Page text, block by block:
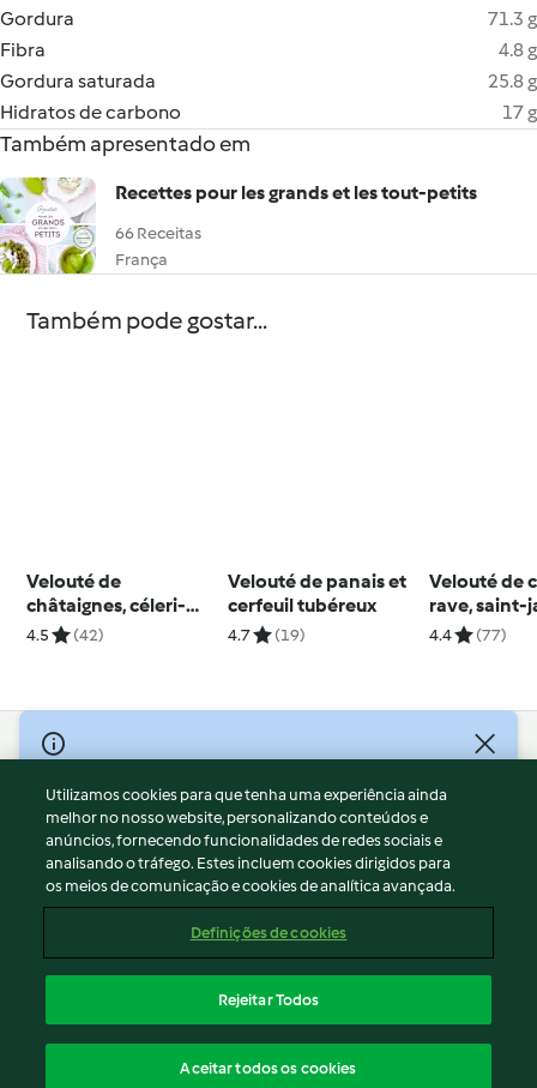
Gordura
71.3 g
Fibra
4.8 g
Gordura saturada
25.8 g
Hidratos de carbono
17 g
Também apresentado em
Recettes pour les grands et les tout-petits
66 Receitas
França
Também pode gostar...
Velouté de
châtaignes, céleri-
rave et noisettes
4.5 (42)
Velouté de panais et
cerfeuil tubéreux
4.7 (19)
Velouté de
rave, saint-
lard
4.4 (77)
© Copyright 2026
Termos de Utilização
Aviso sobre Proteção de Dados
Aviso
Apoio legal
Conteúdo do relatório
Declaração de acessibilidade
Utilizamos cookies para que tenha uma experiência ainda
melhor no nosso website, personalizando conteúdos e
anúncios, fornecendo funcionalidades de redes sociais e
analisando o tráfego. Estes incluem cookies dirigidos para
os meios de comunicação e cookies de analítica avançada.
Definições de cookies
Rejeitar Todos
Aceitar todos os cookies